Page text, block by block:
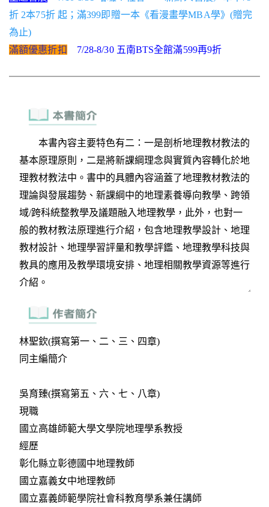
折 2本75折 起；滿399即贈一本《看漫畫學MBA學》(贈完
為止)
滿額優惠折扣
7/28-8/30 五南BTS全館滿599再9折